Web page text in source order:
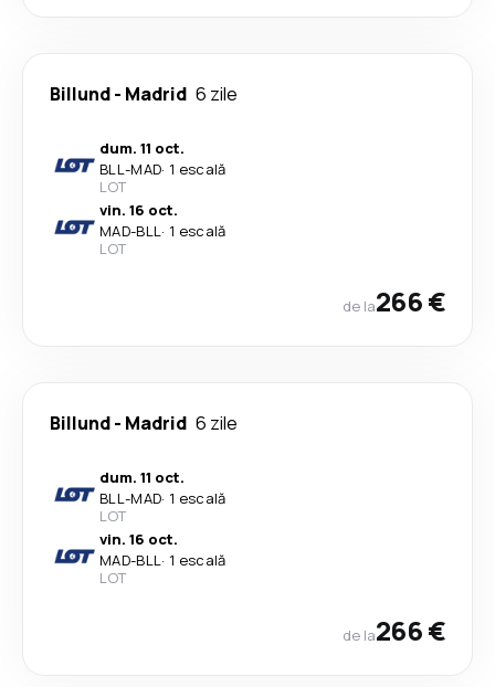
Billund- Madrid 6 zile
dum. 11 oct.
BLL-MAD· 1 escală
LOT
vin. 16 oct.
MAD-BLL· 1 escală
LOT
de la266 €
Billund- Madrid 6 zile
dum. 11 oct.
BLL-MAD· 1 escală
LOT
vin. 16 oct.
MAD-BLL· 1 escală
LOT
de la266 €